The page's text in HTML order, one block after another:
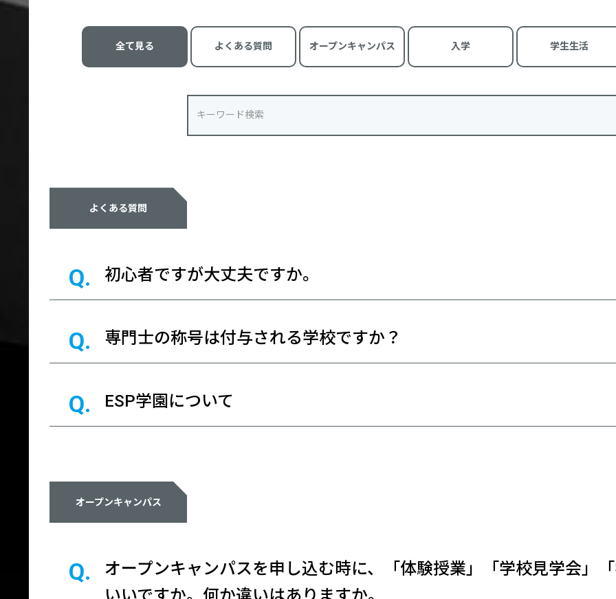
全て見る よくある質問 オープンキャンパス 入学 学生生活
よくある質問
初心者ですが大丈夫ですか。
専門士の称号は付与される学校ですか？
ESP学園について
オープンキャンパス
オープンキャンパスを申し込む時に、「体験授業」「学校見学会」